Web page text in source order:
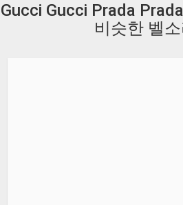
Gucci Gucci Prada
비슷한 벨